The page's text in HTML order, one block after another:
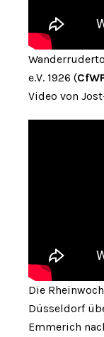
e.V. 1926 (
Video von
Die
Düsseldorf
Emmerich